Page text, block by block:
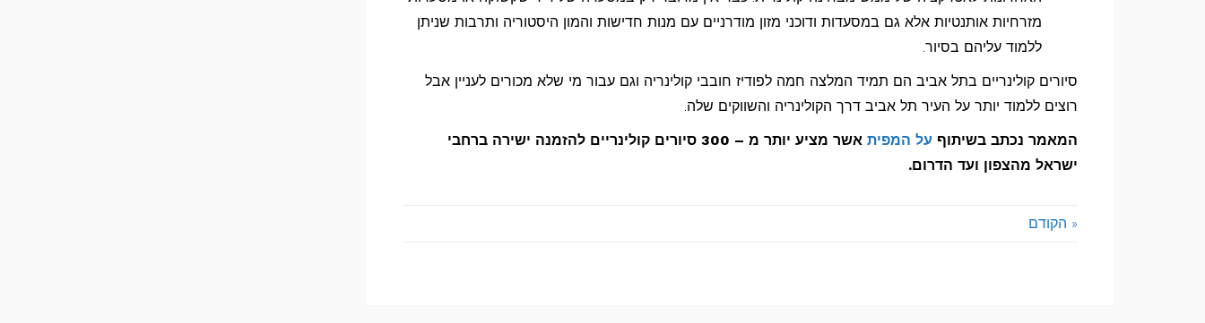
מזרחיות אותנטיות אלא גם במסעדות ודוכני מזון מודרניים עם מנות חדישות והמון היסטוריה ותרבות שניתן
ללמוד עליהם בסיור.
סיורים קולינריים בתל אביב הם תמיד המלצה חמה לפודיז חובבי קולינריה וגם עבור מי שלא מכורים לעניין אבל
רוצים ללמוד יותר על העיר תל אביב דרך הקולינריה והשווקים שלה.
המאמר נכתב בשיתוף על המפית
אשר מציע יותר מ – 300 סיורים קולינריים להזמנה ישירה ברחבי
ישראל מהצפון ועד הדרום.
« הקודם